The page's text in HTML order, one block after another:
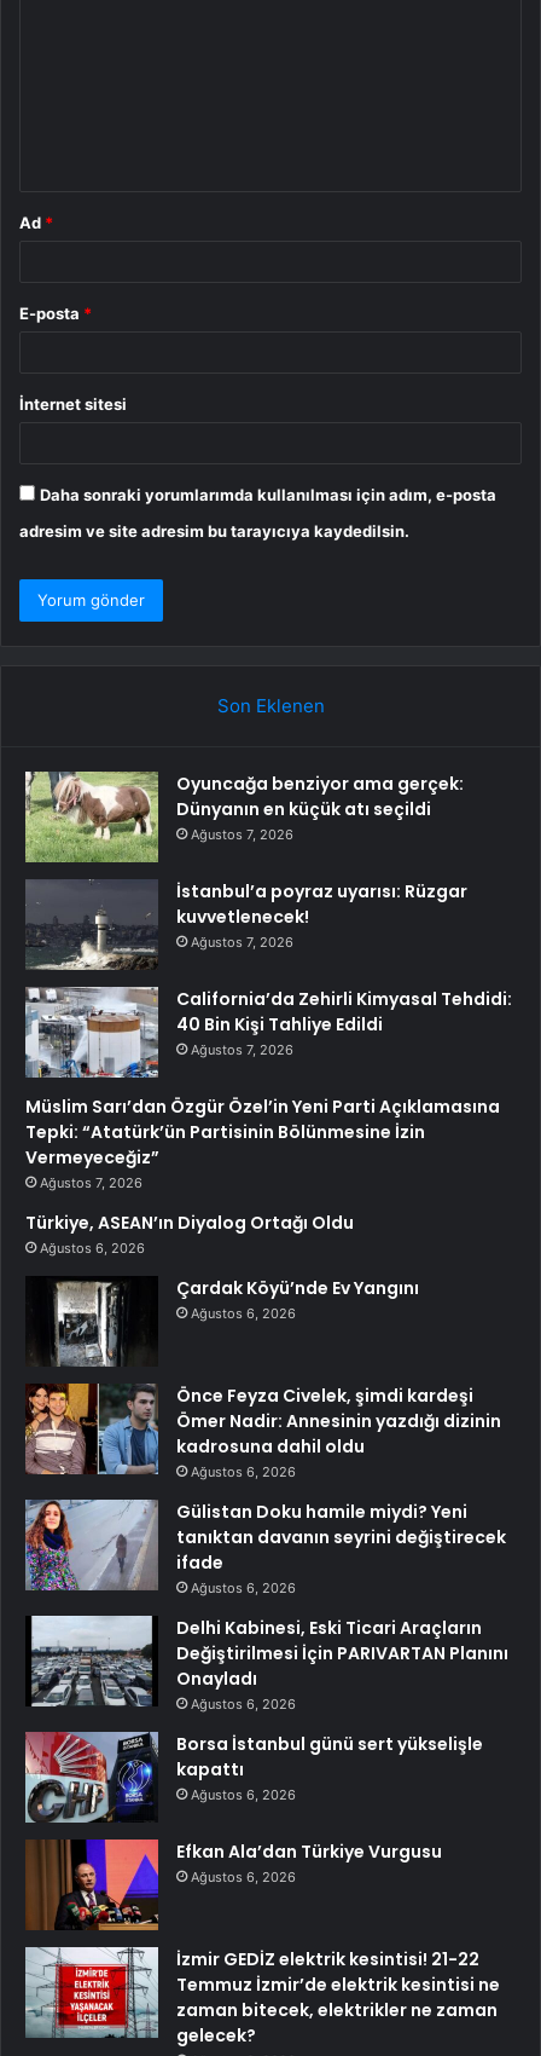
Ad *
E-posta *
İnternet sitesi
Daha sonraki yorumlarımda kullanılması için adım, e-posta
adresim ve site adresim bu tarayıcıya kaydedilsin.
Son Eklenen
Oyuncağa benziyor ama gerçek:
Dünyanın en küçük atı seçildi
Ağustos 7, 2026
İstanbul’a poyraz uyarısı: Rüzgar
kuvvetlenecek!
Ağustos 7, 2026
California’da Zehirli Kimyasal Tehdidi:
40 Bin Kişi Tahliye Edildi
Ağustos 7, 2026
Müslim Sarı’dan Özgür Özel’in Yeni Parti Açıklamasına
Tepki: “Atatürk’ün Partisinin Bölünmesine İzin
Vermeyeceğiz”
Ağustos 7, 2026
Türkiye, ASEAN’ın Diyalog Ortağı Oldu
Ağustos 6, 2026
Çardak Köyü’nde Ev Yangını
Ağustos 6, 2026
Önce Feyza Civelek, şimdi kardeşi
Ömer Nadir: Annesinin yazdığı dizinin
kadrosuna dahil oldu
Ağustos 6, 2026
Gülistan Doku hamile miydi? Yeni
tanıktan davanın seyrini değiştirecek
ifade
Ağustos 6, 2026
Delhi Kabinesi, Eski Ticari Araçların
Değiştirilmesi İçin PARIVARTAN Planını
Onayladı
Ağustos 6, 2026
Borsa İstanbul günü sert yükselişle
kapattı
Ağustos 6, 2026
Efkan Ala’dan Türkiye Vurgusu
Ağustos 6, 2026
İzmir GEDİZ elektrik kesintisi! 21-22
Temmuz İzmir’de elektrik kesintisi ne
zaman bitecek, elektrikler ne zaman
gelecek?